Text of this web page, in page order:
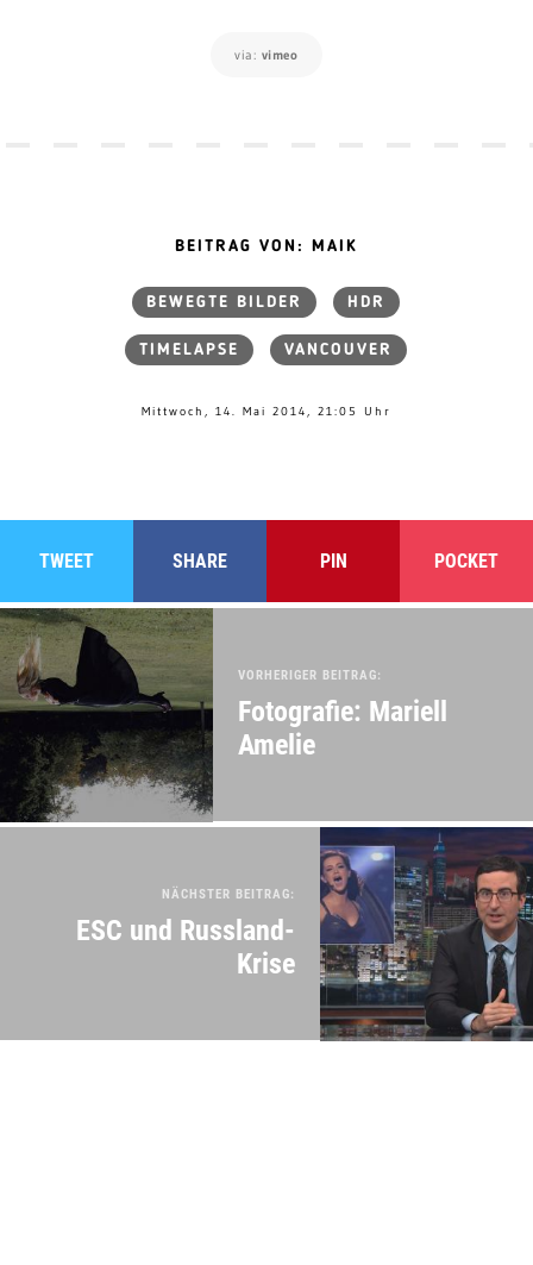
via: vimeo
BEITRAG VON: MAIK
BEWEGTE BILDER HDR
TIMELAPSE VANCOUVER
Mittwoch, 14. Mai 2014, 21:05 Uhr
TWEET SHARE PIN POCKET
VORHERIGER BEITRAG:
Fotografie: Mariell
Amelie
NÄCHSTER BEITRAG:
ESC und Russland-
Krise